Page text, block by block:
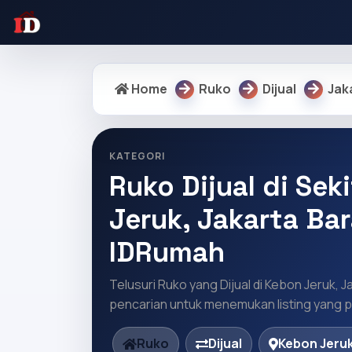
Home Ruko Dijual
KATEGORI
Ruko Dijual di
Jeruk, Jakarta
IDRumah
Telusuri Ruko yang Dijual di Kebon Jeruk,
pencarian untuk menemukan listing yang
Ruko Dijual Kebon